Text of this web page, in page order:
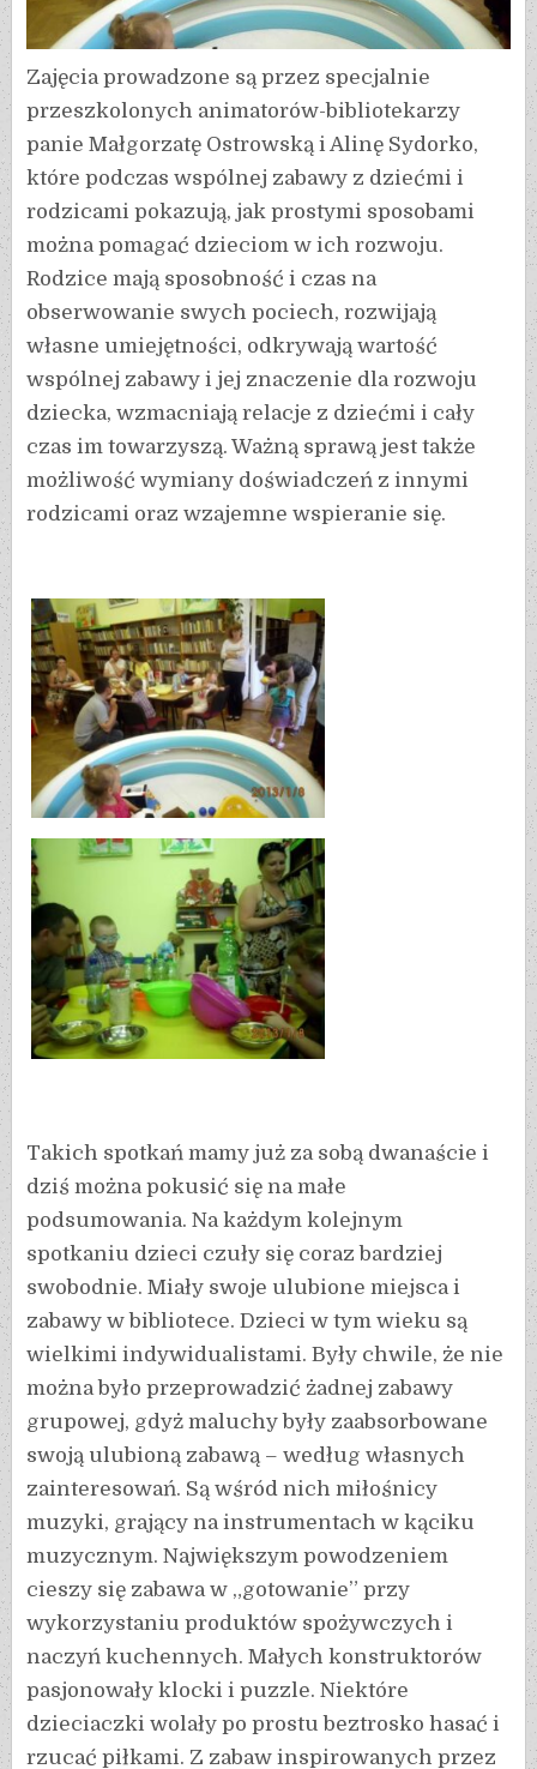
Zajęcia prowadzone są przez specjalnie
przeszkolonych animatorów-bibliotekarzy
panie Małgorzatę Ostrowską i Alinę Sydorko,
które podczas wspólnej zabawy z dziećmi i
rodzicami pokazują, jak prostymi sposobami
można pomagać dzieciom w ich rozwoju.
Rodzice mają sposobność i czas na
obserwowanie swych pociech, rozwijają
własne umiejętności, odkrywają wartość
wspólnej zabawy i jej znaczenie dla rozwoju
dziecka, wzmacniają relacje z dziećmi i cały
czas im towarzyszą. Ważną sprawą jest także
możliwość wymiany doświadczeń z innymi
rodzicami oraz wzajemne wspieranie się.
Takich spotkań mamy już za sobą dwanaście i
dziś można pokusić się na małe
podsumowania. Na każdym kolejnym
spotkaniu dzieci czuły się coraz bardziej
swobodnie. Miały swoje ulubione miejsca i
zabawy w bibliotece. Dzieci w tym wieku są
wielkimi indywidualistami. Były chwile, że nie
można było przeprowadzić żadnej zabawy
grupowej, gdyż maluchy były zaabsorbowane
swoją ulubioną zabawą – według własnych
zainteresowań. Są wśród nich miłośnicy
muzyki, grający na instrumentach w kąciku
muzycznym. Największym powodzeniem
cieszy się zabawa w „gotowanie” przy
wykorzystaniu produktów spożywczych i
naczyń kuchennych. Małych konstruktorów
pasjonowały klocki i puzzle. Niektóre
dzieciaczki wolały po prostu beztrosko hasać i
rzucać piłkami. Z zabaw inspirowanych przez